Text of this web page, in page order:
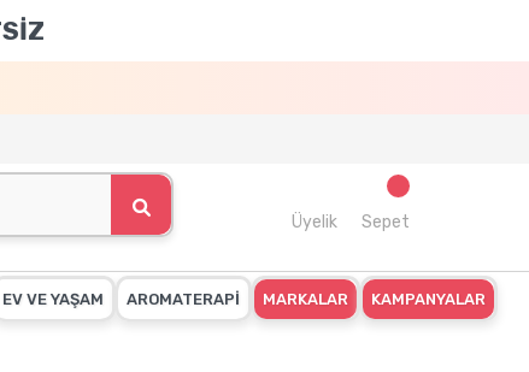
Üyelik Sepet
EV VE YAŞAM AROMATERAPİ MARKALAR KAMPANYALAR